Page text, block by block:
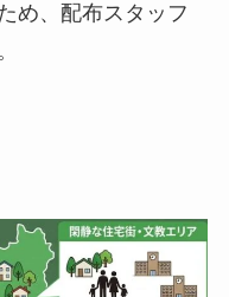
め、配布スタッフ